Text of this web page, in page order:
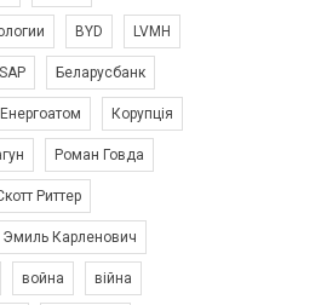
BYD LVMH
SAP Беларусбанк
Енергоатом Корупція
Роман Говда
Риттер
Эмиль Карленович
война війна